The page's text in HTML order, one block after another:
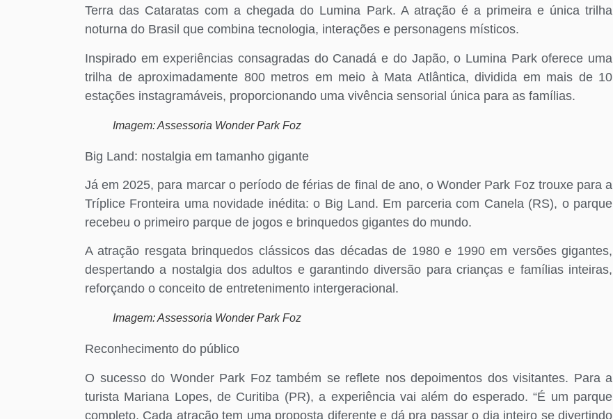
Terra das Cataratas com a chegada do Lumina Park. A atração é a primeira e única trilha
noturna do Brasil que combina tecnologia, interações e personagens místicos.
Inspirado em experiências consagradas do Canadá e do Japão, o Lumina Park oferece uma
trilha de aproximadamente 800 metros em meio à Mata Atlântica, dividida em mais de 10
estações instagramáveis, proporcionando uma vivência sensorial única para as famílias.
Imagem: Assessoria Wonder Park Foz
Big Land: nostalgia em tamanho gigante
Já em 2025, para marcar o período de férias de final de ano, o Wonder Park Foz trouxe para a
Tríplice Fronteira uma novidade inédita: o Big Land. Em parceria com Canela (RS), o parque
recebeu o primeiro parque de jogos e brinquedos gigantes do mundo.
A atração resgata brinquedos clássicos das décadas de 1980 e 1990 em versões gigantes,
despertando a nostalgia dos adultos e garantindo diversão para crianças e famílias inteiras,
reforçando o conceito de entretenimento intergeracional.
Imagem: Assessoria Wonder Park Foz
Reconhecimento do público
O sucesso do Wonder Park Foz também se reflete nos depoimentos dos visitantes. Para a
turista Mariana Lopes, de Curitiba (PR), a experiência vai além do esperado. “É um parque
completo. Cada atração tem uma proposta diferente e dá pra passar o dia inteiro se divertindo